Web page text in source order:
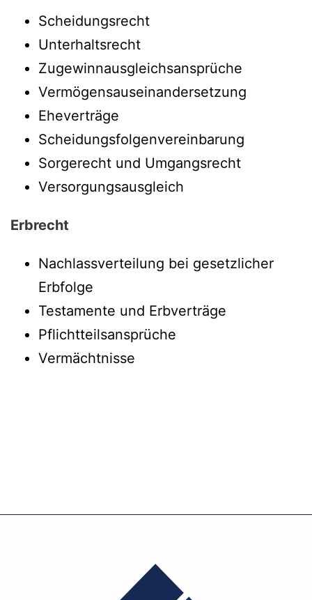
Scheidungsrecht
Unterhaltsrecht
Zugewinnausgleichsansprüche
Vermögensauseinandersetzung
Eheverträge
Scheidungsfolgenvereinbarung
Sorgerecht und Umgangsrecht
Versorgungsausgleich
Erbrecht
Nachlassverteilung bei gesetzlicher
Erbfolge
Testamente und Erbverträge
Pflichtteilsansprüche
Vermächtnisse